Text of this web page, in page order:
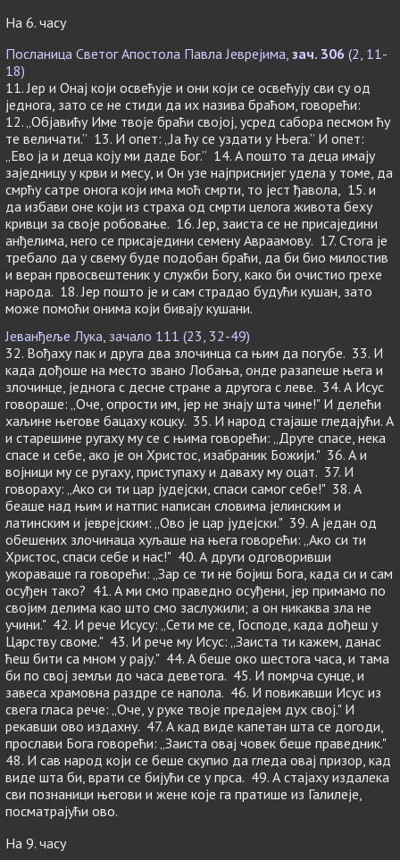
На 6. часу
Посланица Светог Апостола Павла Јеврејима, зач. 306 (2, 11-
18)
11. Јер и Онај који освећује и они који се освећују сви су од
једнога, зато се не стиди да их назива браћом, говорећи:
12. „Објавићу Име твоје браћи својој, усред сабора песмом ћу
те величати.” 13. И опет: „Ја ћу се уздати у Њега.” И опет:
„Ево ја и деца коју ми даде Бог.” 14. А пошто та деца имају
заједницу у крви и месу, и Он узе најприснијег удела у томе, да
смрћу сатре онога који има моћ смрти, то јест ђавола, 15. и
да избави оне који из страха од смрти целога живота беху
кривци за своје робовање. 16. Јер, заиста се не присаједини
анђелима, него се присаједини семену Авраамову. 17. Стога је
требало да у свему буде подобан браћи, да би био милостив
и веран првосвештеник у служби Богу, како би очистио грехе
народа. 18. Јер пошто је и сам страдао будући кушан, зато
може помоћи онима који бивају кушани.
Јеванђеље Лука, зачало 111 (23, 32-49)
32. Вођаху пак и друга два злочинца са њим да погубе. 33. И
када дођоше на место звано Лобања, онде разапеше њега и
злочинце, једнога с десне стране а другога с леве. 34. А Исус
говораше: „Оче, опрости им, јер не знају шта чине!" И делећи
хаљине његове бацаху коцку. 35. И народ стајаше гледајући. А
и старешине ругаху му се с њима говорећи: „Друге спасе, нека
спасе и себе, ако је он Христос, изабраник Божији." 36. А и
војници му се ругаху, приступаху и даваху му оцат. 37. И
говораху: „Ако си ти цар јудејски, спаси самог себе!" 38. А
беаше над њим и натпис написан словима јелинским и
латинским и јеврејским: „Ово је цар јудејски." 39. А један од
обешених злочинаца хуљаше на њега говорећи: „Ако си ти
Христос, спаси себе и нас!" 40. А други одговоривши
укораваше га говорећи: „Зар се ти не бојиш Бога, када си и сам
осуђен тако? 41. А ми смо праведно осуђени, јер примамо по
својим делима као што смо заслужили; а он никаква зла не
учини." 42. И рече Исусу: „Сети ме се, Господе, када дођеш у
Царству своме." 43. И рече му Исус: „Заиста ти кажем, данас
ћеш бити са мном у рају." 44. А беше око шестога часа, и тама
би по свој земљи до часа деветога. 45. И помрча сунце, и
завеса храмовна раздре се напола. 46. И повикавши Исус из
свега гласа рече: „Оче, у руке твоје предајем дух свој." И
рекавши ово издахну. 47. А кад виде капетан шта се догоди,
прослави Бога говорећи: „Заиста овај човек беше праведник."
48. И сав народ који се беше скупио да гледа овај призор, кад
виде шта би, врати се бијући се у прса. 49. А стајаху издалека
сви познаници његови и жене које га пратише из Галилеје,
посматрајући ово.
На 9. часу